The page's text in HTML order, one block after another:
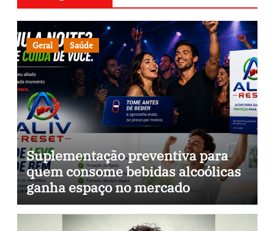
Geral Saúde
Suplementação preventiva para
quem consome bebidas alcoólicas
ganha espaço no mercado
brasileiro